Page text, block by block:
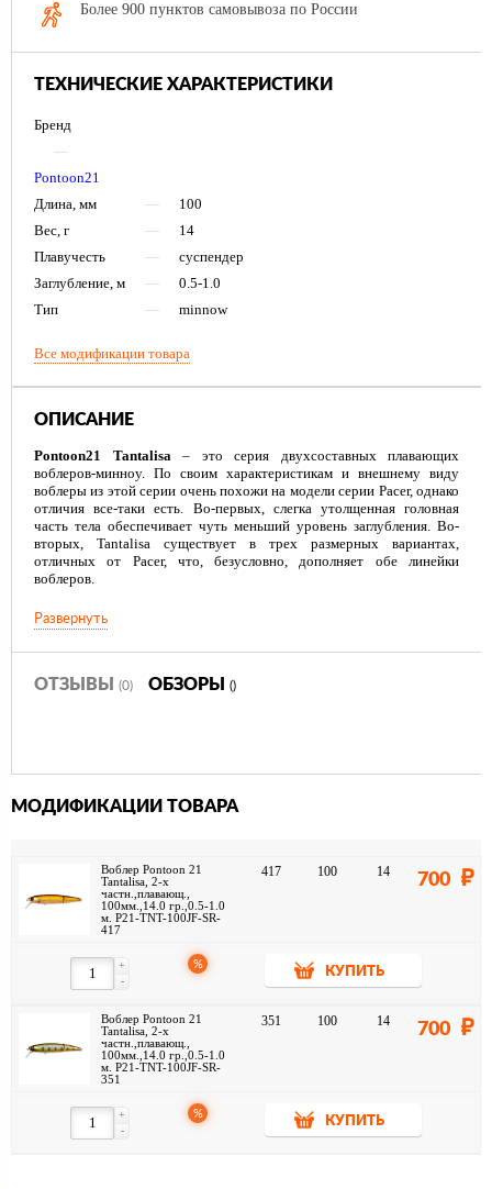
Более 900 пунктов самовывоза по России
ТЕХНИЧЕСКИЕ ХАРАКТЕРИСТИКИ
Бренд
—
Pontoon21
Длина, мм
—
100
Вес, г
—
14
Плавучесть
—
суспендер
Заглубление, м
—
0.5-1.0
Тип
— minnow
Все модификации товара
ОПИСАНИЕ
Pontoon21 Tantalisa– это серия двухсоставных плавающих
воблеров-минноу. По своим характеристикам и внешнему виду
воблеры из этой серии очень похожи на модели серии Pacer, однако
отличия все-таки есть. Во-первых, слегка утолщенная головная
часть тела обеспечивает чуть меньший уровень заглубления. Во-
вторых, Tantalisa существует в трех размерных вариантах,
отличных от Pacer, что, безусловно, дополняет обе линейки
воблеров.
Воблеры Pontoon21 Tantalisa обладают оригинальной, но очень
стабильной игрой. В отличие от традиционных составных
воблеров-минноу, эти приманки способны осуществлять два типа
горизонтальной. Воблеры Pontoon 21 Tantalisa отличаются живой,
гаммой и богатством расцветок, что позволяет без проблем
Развернуть
ОТЗЫВЫ (0) ОБЗОРЫ ()
МОДИФИКАЦИИ ТОВАРА
Воблер Pontoon 21
Tantalisa, 2-x
частн.,плавающ.,
100мм.,14.0 гр.,0.5-1.0
м. P21-TNT-100JF-SR-
417
417 100 14 700
-
+ %
КУПИТЬ
Воблер Pontoon 21
Tantalisa, 2-x
частн.,плавающ.,
100мм.,14.0 гр.,0.5-1.0
м. P21-TNT-100JF-SR-
351
351 100 14 700
-
+ %
КУПИТЬ